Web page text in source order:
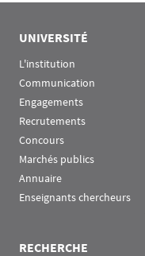
UNIVERSITÉ
L'institution
Communication
Engagements
Recrutements
Concours
Marchés publics
Annuaire
Enseignants chercheurs
RECHERCHE